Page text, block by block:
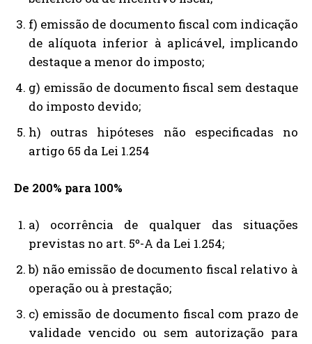
f) emissão de documento fiscal com indicação
de alíquota inferior à aplicável, implicando
destaque a menor do imposto;
g) emissão de documento fiscal sem destaque
do imposto devido;
h) outras hipóteses não especificadas no
artigo 65 da Lei 1.254
De 200% para 100%
a) ocorrência de qualquer das situações
previstas no art. 5º-A da Lei 1.254;
b) não emissão de documento fiscal relativo à
operação ou à prestação;
c) emissão de documento fiscal com prazo de
validade vencido ou sem autorização para